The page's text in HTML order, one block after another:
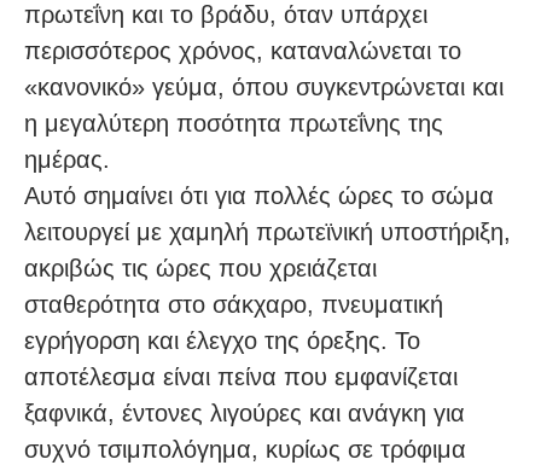
πρωτεΐνη και το βράδυ, όταν υπάρχει
περισσότερος χρόνος, καταναλώνεται το
«κανονικό» γεύμα, όπου συγκεντρώνεται και
η μεγαλύτερη ποσότητα πρωτεΐνης της
ημέρας.
Αυτό σημαίνει ότι για πολλές ώρες το σώμα
λειτουργεί με χαμηλή πρωτεϊνική υποστήριξη,
ακριβώς τις ώρες που χρειάζεται
σταθερότητα στο σάκχαρο, πνευματική
εγρήγορση και έλεγχο της όρεξης. Το
αποτέλεσμα είναι πείνα που εμφανίζεται
ξαφνικά, έντονες λιγούρες και ανάγκη για
συχνό τσιμπολόγημα, κυρίως σε τρόφιμα